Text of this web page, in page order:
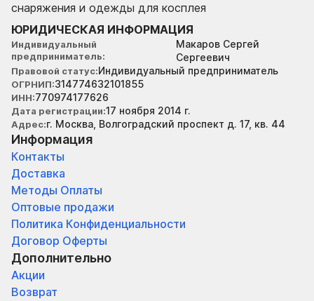
снаряжения и одежды для косплея
ЮРИДИЧЕСКАЯ ИНФОРМАЦИЯ
Индивидуальный
предприниматель
Макаров Сергей
Сергеевич
Правовой статус Индивидуальный предприниматель
ОГРНИП 314774632101855
ИНН 770974177626
Дата регистрации 17 ноября 2014 г.
Адрес г. Москва, Волгоградский проспект д. 17, кв. 44
Информация
Контакты
Доставка
Методы Оплаты
Оптовые продажи
Политика Конфиденциальности
Договор Оферты
Дополнительно
Акции
Возврат